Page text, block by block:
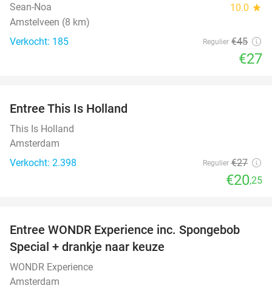
Sean-Noa 10.0 star
Amstelveen (8 km)
Verkocht: 185
Regulier €45
€27
Entree This Is Holland
This Is Holland
Amsterdam
Verkocht: 2.398
Regulier €27
€20,25
27%
Entree WONDR Experience inc. Spongebob
Special + drankje naar keuze
WONDR Experience
Amsterdam